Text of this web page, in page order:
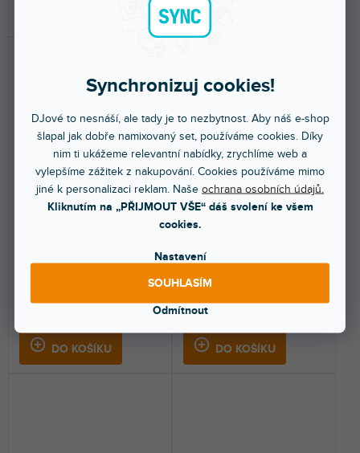
Synchronizuj cookies!
DJové to nesnáší, ale tady je to nezbytnost. Aby náš e-shop
šlapal jak dobře namixovaný set, používáme cookies. Díky
nim ti ukážeme relevantní nabídky, zrychlíme web a
vylepšíme zážitek z nakupování. Cookies používáme mimo
jiné k personalizaci reklam. Naše ochrana osobních údajů.
Kliknutím na „PŘIJMOUT VŠE“ dáš svolení ke všem
cookies.
Nastavení
Odmítnout
SOUHLASÍM
Skin XONE 92 Rotary DAY &
NIGHT White V.2
DO KOŠÍKU
Heath XONE:92 Rotary. Ochrání
Skin XONE 92 Rotary DAY &
NIGHT Black V.1
Do 5 dnů
1 399 Kč
DO KOŠÍKU
Nalepovací skin pro Allen &
váš mixážní pult a...